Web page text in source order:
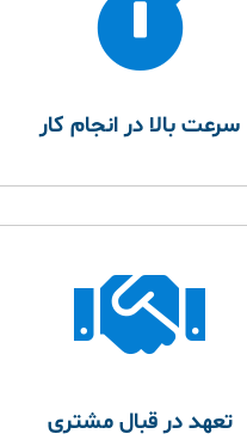
سرعت بالا در انجام کار
تعهد در قبال مشتری